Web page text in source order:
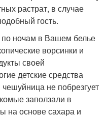
растрат, в случае
гость.
ночам в Вашем белье
ворсинки и
своей
детские средства
не побрезгует
заползали в
на основе сахара и